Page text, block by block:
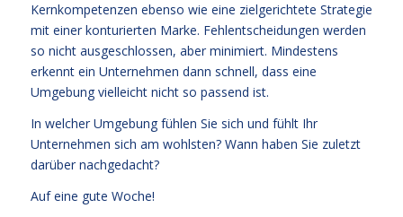
Kernkompetenzen ebenso wie eine zielgerichtete Strategie
mit einer konturierten Marke. Fehlentscheidungen werden
so nicht ausgeschlossen, aber minimiert. Mindestens
erkennt ein Unternehmen dann schnell, dass eine
Umgebung vielleicht nicht so passend ist.
In welcher Umgebung fühlen Sie sich und fühlt Ihr
Unternehmen sich am wohlsten? Wann haben Sie zuletzt
darüber nachgedacht?
Auf eine gute Woche!